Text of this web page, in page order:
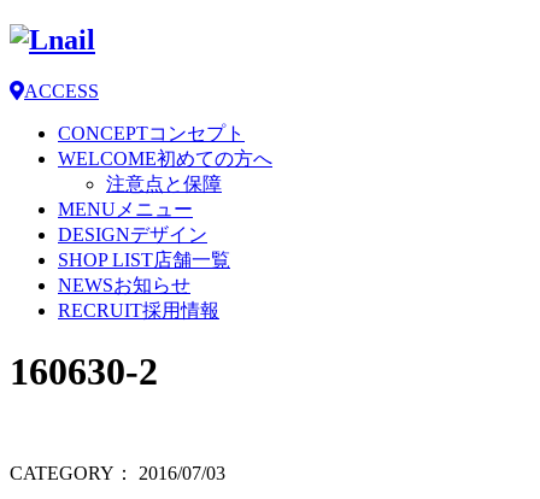
ACCESS
CONCEPTコンセプト
WELCOME初めての方へ
注意点と保障
MENU メニュー
DESIGNデザイン
SHOP LIST店舗一覧
NEWSお知らせ
RECRUIT採用情報
160630-2
CATEGORY： 2016/07/03